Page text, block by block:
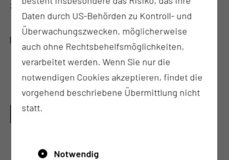
Speichelsteinentfernung möglich ist.
WANN FINDET DIE SPRECHSTUNDE STATT?
WELCHE UNTERLAGEN MÜSSEN MITGEBRACHT
Vorbefunde und aktuelle Befunde
Daten durch US-Behörden zu Kontroll- und
Überwachungszwecken, möglicherweise
auch ohne Rechtsbehelfsmöglichkeiten,
verarbeitet werden. Wenn Sie nur die
notwendigen Cookies akzeptieren, findet die
vorgehend beschriebene Übermittlung nicht
statt.
Notwendig